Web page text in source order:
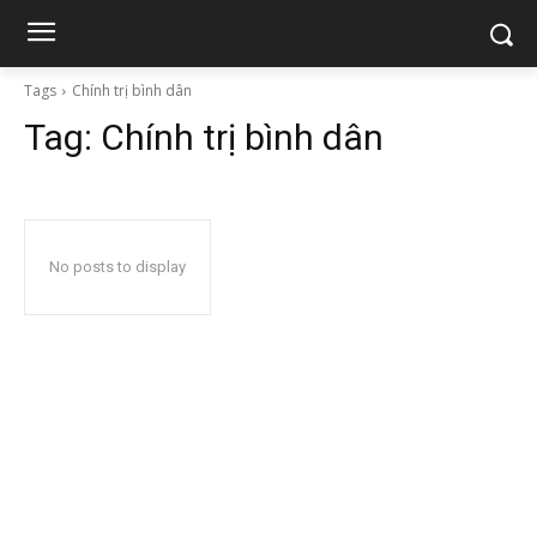
Tags Chính trị bình dân
Tag: Chính trị bình dân
No posts to display